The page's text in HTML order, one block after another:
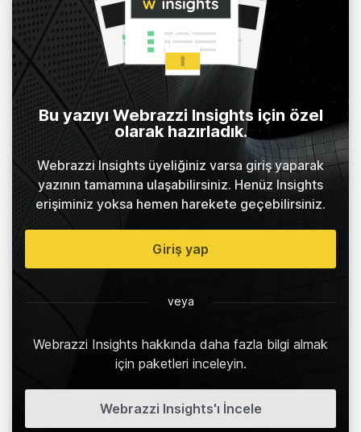
Bu yazıyı Webrazzi Insights için özel
olarak hazırladık.
Webrazzi Insights üyeliğiniz varsa giriş yaparak
yazının tamamına ulaşabilirsiniz. Henüz Insights
erişiminiz yoksa hemen harekete geçebilirsiniz.
Giriş yap
veya
Webrazzi Insights hakkında daha fazla bilgi almak
için paketleri inceleyin.
Webrazzi Insights'ı İncele